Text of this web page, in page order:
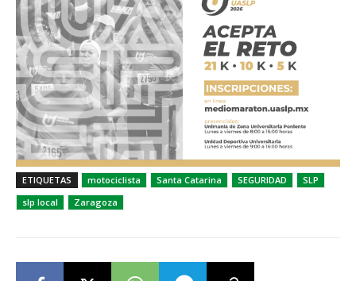
ETIQUETAS motociclista Santa Catarina SEGURIDAD
SLP
slp local
Zaragoza